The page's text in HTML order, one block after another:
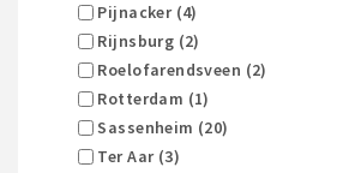
Pijnacker (4)
Rijnsburg (2)
Roelofarendsveen (2)
Rotterdam (1)
Sassenheim (20)
Ter Aar (3)